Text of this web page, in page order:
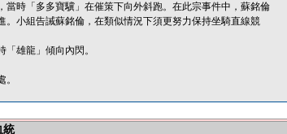
時「多多寶驥」在催策下向外斜跑。在此宗事件中，蘇銘倫
小組告誡蘇銘倫，在類似情況下須更努力保持坐騎直線競
雄龍」傾向內閃。
統